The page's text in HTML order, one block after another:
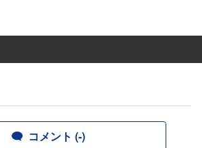
コメント (-)